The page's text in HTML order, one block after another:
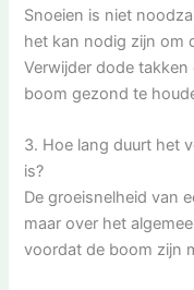
Snoeien is niet
het kan nodig zijn om
Verwijder dode
boom gezond te
3. Hoe lang duurt het
is?
De groeisnelheid van
maar over het
voordat de boom zijn